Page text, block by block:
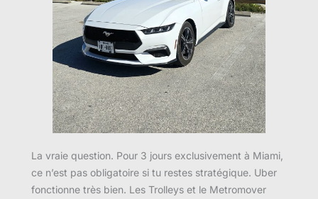
La vraie question. Pour 3 jours exclusivement à Miami,
ce n’est pas obligatoire si tu restes stratégique. Uber
fonctionne très bien. Les Trolleys et le Metromover